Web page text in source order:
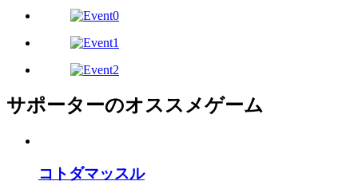
サポーターのオススメゲーム
コトダマッスル